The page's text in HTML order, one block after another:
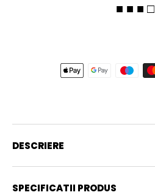
■ ■ ■ □
DESCRIERE
SPECIFICATII PRODUS